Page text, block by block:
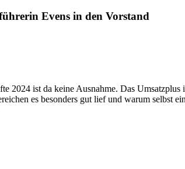
Evens in den Vorstand
2024 ist da keine Ausnahme. Das
es besonders gut lief und warum selbst